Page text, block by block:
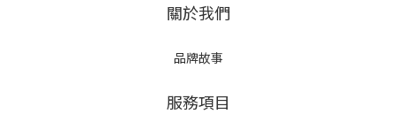
關於我們
品牌故事
服務項目